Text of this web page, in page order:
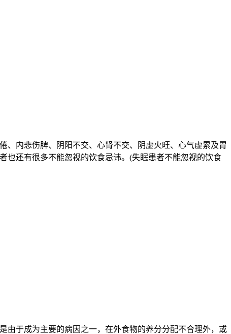
、内悲伤脾、阴阳不交、心肾不交、阴虚火旺、心气虚累及胃
也还有很多不能忽视的饮食忌讳。(失眠患者不能忽视的饮食
由于成为主要的病因之一，在外食物的养分分配不合理外，或